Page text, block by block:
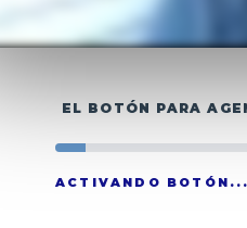
EL BOTÓN PARA
ACTIVANDO BOTÓN...